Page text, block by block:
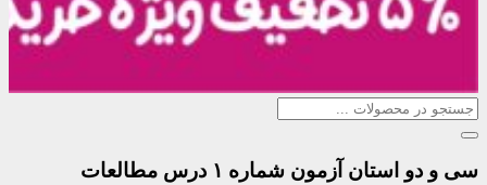
سی و دو استان آزمون شماره ۱ درس مطالعات